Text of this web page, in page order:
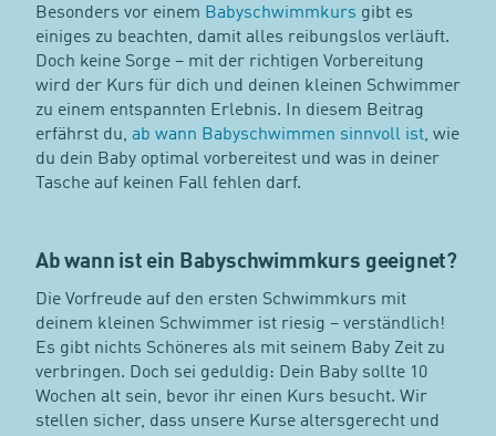
Besonders vor einem Babyschwimmkurs gibt es
einiges zu beachten, damit alles reibungslos verläuft.
Doch keine Sorge – mit der richtigen Vorbereitung
wird der Kurs für dich und deinen kleinen Schwimmer
zu einem entspannten Erlebnis. In diesem Beitrag
erfährst du, ab wann Babyschwimmen sinnvoll ist, wie
du dein Baby optimal vorbereitest und was in deiner
Tasche auf keinen Fall fehlen darf.
Ab wann ist ein Babyschwimmkurs geeignet?
Die Vorfreude auf den ersten Schwimmkurs mit
deinem kleinen Schwimmer ist riesig – verständlich!
Es gibt nichts Schöneres als mit seinem Baby Zeit zu
verbringen. Doch sei geduldig: Dein Baby sollte 10
Wochen alt sein, bevor ihr einen Kurs besucht. Wir
stellen sicher, dass unsere Kurse altersgerecht und